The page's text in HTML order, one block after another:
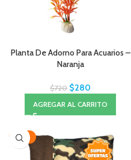
Planta De Adorno Para Acuarios –
Naranja
$720 $280
AGREGAR AL CARRITO
-62%